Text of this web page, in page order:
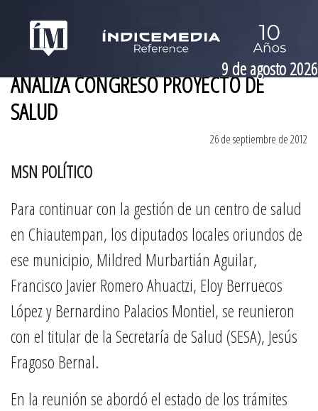
9 de agosto 2026
ANALIZA CONGRESO PROYECTO DE
SALUD
26 de septiembre de 2012
MSN POLÍTICO
Para continuar con la gestión de un centro de salud
en Chiautempan, los diputados locales oriundos de
ese municipio, Mildred Murbartián Aguilar,
Francisco Javier Romero Ahuactzi, Eloy Berruecos
López y Bernardino Palacios Montiel, se reunieron
con el titular de la Secretaría de Salud (SESA), Jesús
Fragoso Bernal.
En la reunión se abordó el estado de los trámites